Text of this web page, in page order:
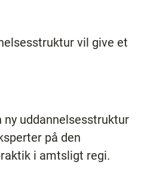
vil give et
uddannelsesstruktur
på den
i amtsligt regi.